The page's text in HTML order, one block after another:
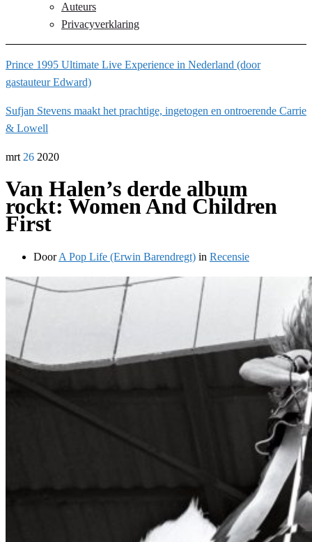
Auteurs
Privacyverklaring
Prince 1995 Ultimate Live Experience in Nederland (door
gastauteur Edward)
Sufjan Stevens maakt het prachtige, ingetogen en ontroerende Carrie
& Lowell
mrt 26 2020
Van Halen’s derde album
rockt: Women And Children
First
DoorA Pop Life (Erwin Barendregt) in Recensie